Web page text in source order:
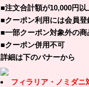
■注文合計額が10,000円以
■クーポン利用には会員登
■一部クーポン対象外の商
■クーポン併用不可
詳細は下のバナーから
フィラリア・ノミダニ